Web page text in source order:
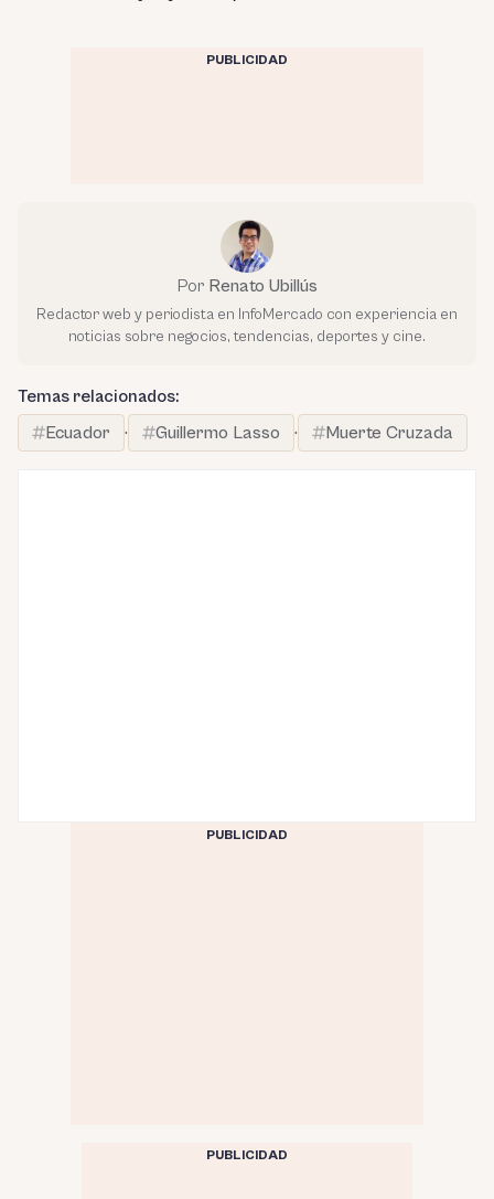
PUBLICIDAD
Por Renato Ubillús
Redactor web y periodista en InfoMercado con experiencia en
noticias sobre negocios, tendencias, deportes y cine.
Temas relacionados:
Ecuador
· Guillermo Lasso · Muerte Cruzada
PUBLICIDAD
PUBLICIDAD